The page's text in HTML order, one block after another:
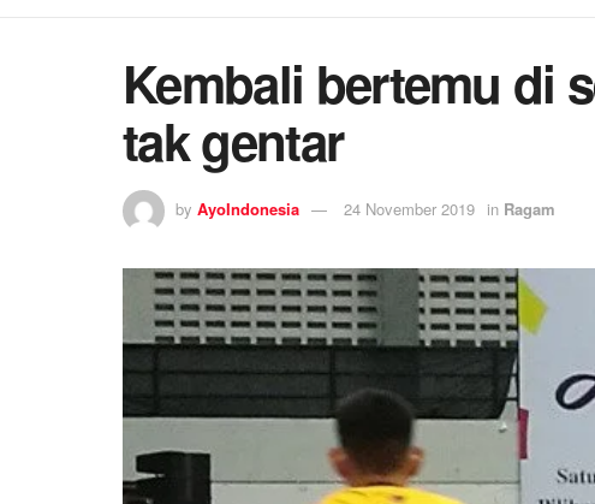
Kembali bertemu di
tak gentar
by AyoIndonesia 24 November 2019 in Ragam